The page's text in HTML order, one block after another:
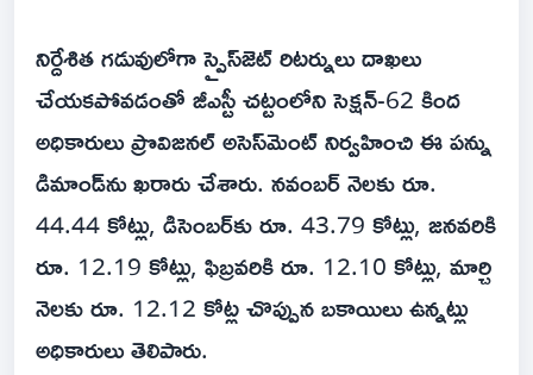
నిర్దేశిత గడువులోగా స్పైస్‌జెట్ రిటర్నులు దాఖలు
చేయకపోవడంతో జీఎస్టీ చట్టంలోని సెక్షన్-62 కింద
అధికారులు ప్రొవిజనల్ అసెస్‌మెంట్ నిర్వహించి ఈ పన్ను
డిమాండ్‌ను ఖరారు చేశారు. నవంబర్ నెలకు రూ.
44.44 కోట్లు, డిసెంబర్‌కు రూ. 43.79 కోట్లు, జనవరికి
రూ. 12.19 కోట్లు, ఫిబ్రవరికి రూ. 12.10 కోట్లు, మార్చి
నెలకు రూ. 12.12 కోట్ల చొప్పున బకాయిలు ఉన్నట్లు
అధికారులు తెలిపారు.